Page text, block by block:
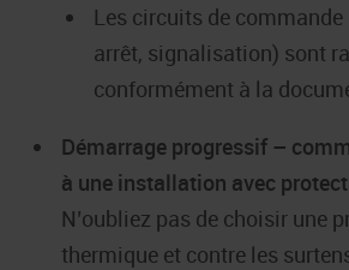
Les circuits de commande
arrêt, signalisation) sont
conformément à la
Démarrage progressif –
à une installation avec
N’oubliez pas de choisir une
thermique et contre les